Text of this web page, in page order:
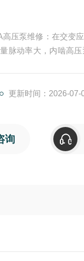
高压泵维修：在交变
脉动率大，内啮高
更新时间：2026-07-
询